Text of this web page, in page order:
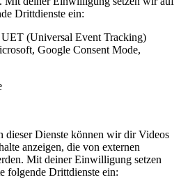
Drittdienste ein:
(Universal Event Tracking)
Google Consent Mode,
dieser Dienste können wir dir Videos
anzeigen, die von externen
Mit deiner Einwilligung setzen
folgende Drittdienste ein: